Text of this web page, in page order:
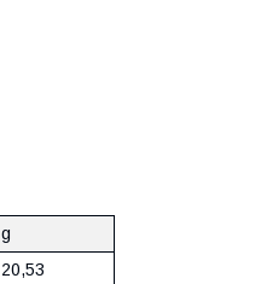
g
20,53